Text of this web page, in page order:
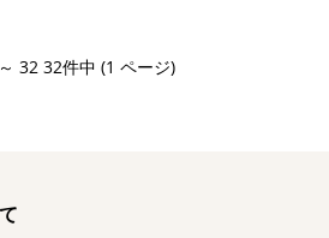
32 32件中 (1 ページ)